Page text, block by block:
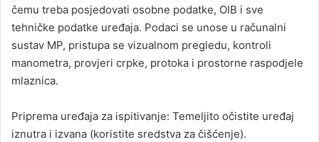
čemu treba posjedovati osobne podatke, OIB i sve
tehničke podatke uređaja. Podaci se unose u računalni
sustav MP, pristupa se vizualnom pregledu, kontroli
manometra, provjeri crpke, protoka i prostorne raspodjele
mlaznica.
Priprema uređaja za ispitivanje: Temeljito očistite uređaj
iznutra i izvana (koristite sredstva za čišćenje).